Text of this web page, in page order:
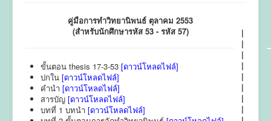
คู่มือการทำวิทยานิพนธ์ ตุลาคม 2553
(สำหรับนักศึกษารหัส 53 - รหัส 57)
|
|
|
|
|
|
|
|
ขั้นตอน thesis 17-3-53 [ดาวน์โหลดไฟล์]
ปกใน [ดาวน์โหลดไฟล์]
คำนำ [ดาวน์โหลดไฟล์]
สารบัญ [ดาวน์โหลดไฟล์]
บทที่ 1 บทนำ [ดาวน์โหลดไฟล์]